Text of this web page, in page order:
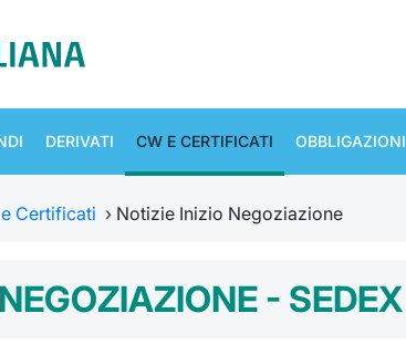
DERIVATI CW E CERTIFICATI OBBLIGAZIONI
Certificati › Notizie Inizio Negoziazione
- SEDEX